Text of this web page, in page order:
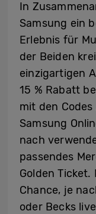
In
Samsung ein
Erlebnis für
der Beiden
einzigartigen
15 % Rabatt
mit den Codes
Samsung
nach
passendes
Golden
Chance, je
oder Becks